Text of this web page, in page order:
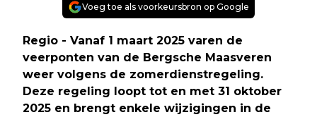
Voeg toe als voorkeursbron op Google
Regio - Vanaf 1 maart 2025 varen de
veerponten van de Bergsche Maasveren
weer volgens de zomerdienstregeling.
Deze regeling loopt tot en met 31 oktober
2025 en brengt enkele wijzigingen in de